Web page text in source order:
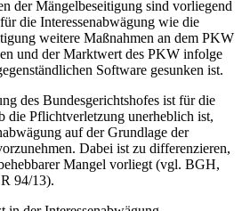
der Mängelbeseitigung sind vorliegend
die Interessenabwägung wie die
weitere Maßnahmen an dem PKW
und der Marktwert des PKW infolge
Software gesunken ist.
des Bundesgerichtshofes ist für die
die Pflichtverletzung unerheblich ist,
auf der Grundlage der
Dabei ist zu differenzieren,
Mangel vorliegt (vgl. BGH,
94/13).